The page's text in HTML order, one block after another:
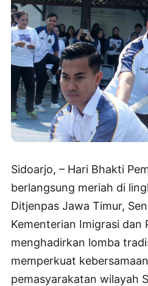
Sidoarjo, – Hari Bhakti
berlangsung meriah di
Ditjenpas Jawa Timur,
Kementerian Imigrasi dan
menghadirkan lomba
memperkuat
pemasyarakatan wilayah